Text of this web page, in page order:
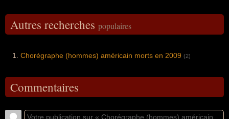
Autres recherches populaires
Chorégraphe (hommes) américain morts en 2009 (2)
Commentaires